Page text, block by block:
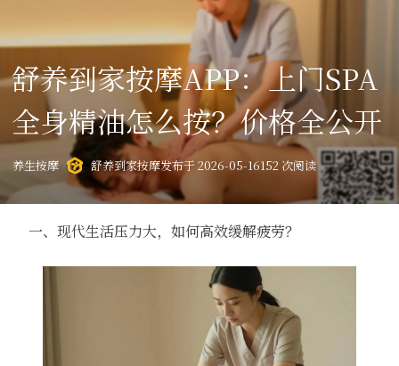
舒养到家按摩APP：上门SPA
全身精油怎么按？价格全公开
养生按摩 舒养到家按摩发布于 2026-05-16152 次阅读
一、现代生活压力大，如何高效缓解疲劳？